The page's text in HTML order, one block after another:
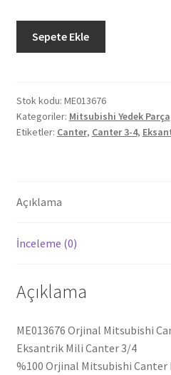
Mitsubishi
Eksantrik
Mili
ME013676
Sepete Ekle
Stok kodu: ME013676
Kategoriler: Mitsubishi Yedek Parça
Etiketler: Canter, Canter 3-4,
Açıklama
İnceleme (0)
Açıklama
ME013676 Orjinal Mitsubishi
Eksantrik Mili Canter 3/4
%100 Orjinal Mitsubishi Canter